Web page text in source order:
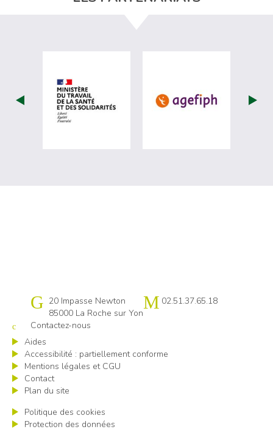
visiter les site de Ministère du travail
visiter les
Cap emploi 85
20 Impasse Newton
85000 La Roche sur Yon
02.51.37.65.18
Contactez-nous
Aides
Accessibilité : partiellement conforme
Mentions légales et CGU
Contact
Plan du site
Politique des cookies
Protection des données